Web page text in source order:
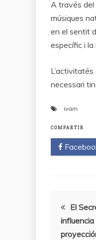
A través del
músiques
en el sentit
específic i
necessari
ivam
COMPARTIR
de
El